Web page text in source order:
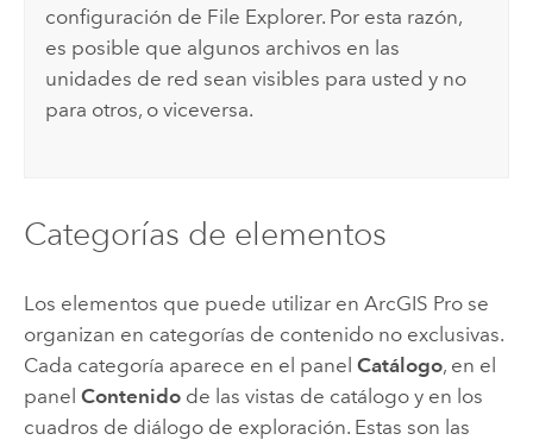
configuración de File Explorer. Por esta razón,
es posible que algunos archivos en las
unidades de red sean visibles para usted y no
para otros, o viceversa.
Categorías de elementos
Los elementos que puede utilizar en ArcGIS Prose
organizan en categorías de contenido no exclusivas.
Cada categoría aparece en el panel Catálogo, en el
panel Contenidode las vistas de catálogo y en los
cuadros de diálogo de exploración. Estas son las